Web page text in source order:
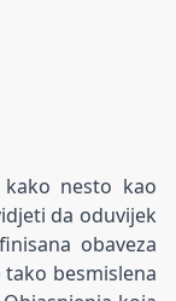
nesto kao
da oduvijek
obaveza
besmislena